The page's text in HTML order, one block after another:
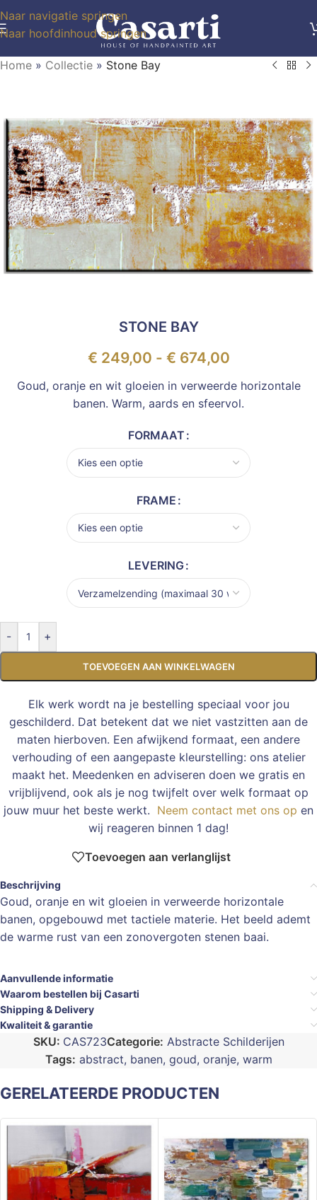
Naar navigatie springen
Naar hoofdinhoud springen
Home » Collectie » Stone Bay
STONE BAY
€ 249,00 - € 674,00
Goud, oranje en wit gloeien in verweerde horizontale
banen. Warm, aards en sfeervol.
FORMAAT
FRAME
LEVERING
- +
TOEVOEGEN AAN WINKELWAGEN
Elk werk wordt na je bestelling speciaal voor jou
geschilderd. Dat betekent dat we niet vastzitten aan de
maten hierboven. Een afwijkend formaat, een andere
verhouding of een aangepaste kleurstelling: ons atelier
maakt het. Meedenken en adviseren doen we gratis en
vrijblijvend, ook als je nog twijfelt over welk formaat op
jouw muur het beste werkt. Neem contact met ons op en
wij reageren binnen 1 dag!
Toevoegen aan verlanglijst
Beschrijving
Goud, oranje en wit gloeien in verweerde horizontale
banen, opgebouwd met tactiele materie. Het beeld ademt
de warme rust van een zonovergoten stenen baai.
Aanvullende informatie
Waarom bestellen bij Casarti
Shipping & Delivery
Kwaliteit & garantie
SKU: CAS723Categorie: Abstracte Schilderijen
Tags: abstract, banen, goud, oranje, warm
GERELATEERDE PRODUCTEN